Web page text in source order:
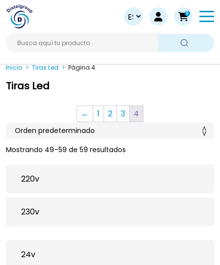
0
Busca aquí tu producto
Inicio > Tiras Led > Página 4
Tiras Led
Mostrando 49–59 de 59 resultados
220v
230v
24v
← 1 2 3 4